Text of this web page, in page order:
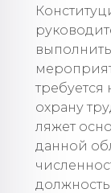
требуется
охрану
ляжет
данной